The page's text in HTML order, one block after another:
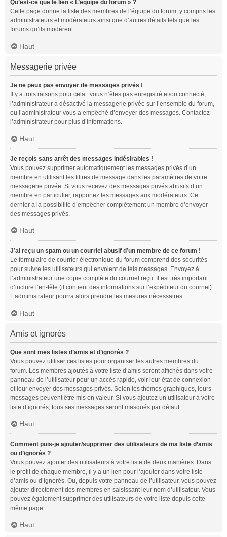
Qu’est-ce que le lien « L’équipe du forum » ?
Cette page donne la liste des membres de l’équipe du forum, y compris les
administrateurs et modérateurs ainsi que d’autres détails tels que les
forums qu’ils modèrent.
Haut
Messagerie privée
Je ne peux pas envoyer de messages privés !
Il y a trois raisons pour cela : vous n’êtes pas enregistré et/ou connecté,
l’administrateur a désactivé la messagerie privée sur l’ensemble du forum,
ou l’administrateur vous a empêché d’envoyer des messages. Contactez
l’administrateur pour plus d’informations.
Haut
Je reçois sans arrêt des messages indésirables !
Vous pouvez supprimer automatiquement les messages privés d’un
membre en utilisant les filtres de message dans les paramètres de votre
messagerie privée. Si vous recevez des messages privés abusifs d’un
membre en particulier, rapportez les messages aux modérateurs. Ce
dernier a la possibilité d’empêcher complètement un membre d’envoyer
des messages privés.
Haut
J’ai reçu un spam ou un courriel abusif d’un membre de ce forum !
Le formulaire de courrier électronique du forum comprend des sécurités
pour suivre les utilisateurs qui envoient de tels messages. Envoyez à
l’administrateur une copie complète du courriel reçu. Il est très important
d’inclure l’en-tête (il contient des informations sur l’expéditeur du courriel).
L’administrateur pourra alors prendre les mesures nécessaires.
Haut
Amis et ignorés
Que sont mes listes d’amis et d’ignorés ?
Vous pouvez utiliser ces listes pour organiser les autres membres du
forum. Les membres ajoutés à votre liste d’amis seront affichés dans votre
panneau de l’utilisateur pour un accès rapide, voir leur état de connexion
et leur envoyer des messages privés. Selon les thèmes graphiques, leurs
messages peuvent être mis en valeur. Si vous ajoutez un utilisateur à votre
liste d’ignorés, tous ses messages seront masqués par défaut.
Haut
Comment puis-je ajouter/supprimer des utilisateurs de ma liste d’amis
ou d’ignorés ?
Vous pouvez ajouter des utilisateurs à votre liste de deux manières. Dans
le profil de chaque membre, il y a un lien pour l’ajouter dans votre liste
d’amis ou d’ignorés. Ou, depuis votre panneau de l’utilisateur, vous pouvez
ajouter directement des membres en saisissant leur nom d’utilisateur. Vous
pouvez également supprimer des utilisateurs de votre liste depuis cette
même page.
Haut